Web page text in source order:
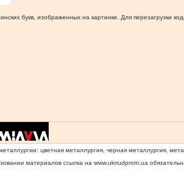
букв, изображенных на картинке. Для перезагрузки
цветная металлургия, черная металлургия,
материалов ссылка на www.ukrrudprom.ua